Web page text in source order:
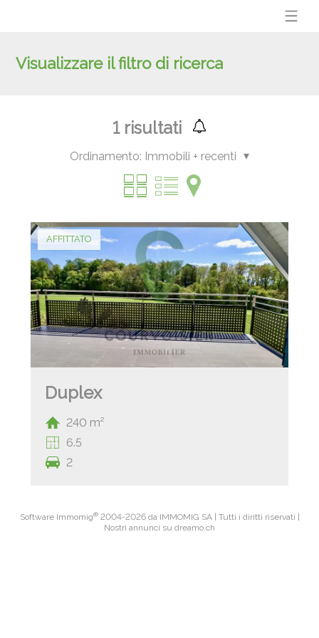
Visualizzare il filtro di ricerca
1risultati
Ordinamento: Immobili + recenti
AFFITTATO
Duplex
240 m²
6.5
2
Software Immomig®2004-2026 da IMMOMIG SA | Tutti i diritti riservati |
Nostri annunci su dreamo.ch